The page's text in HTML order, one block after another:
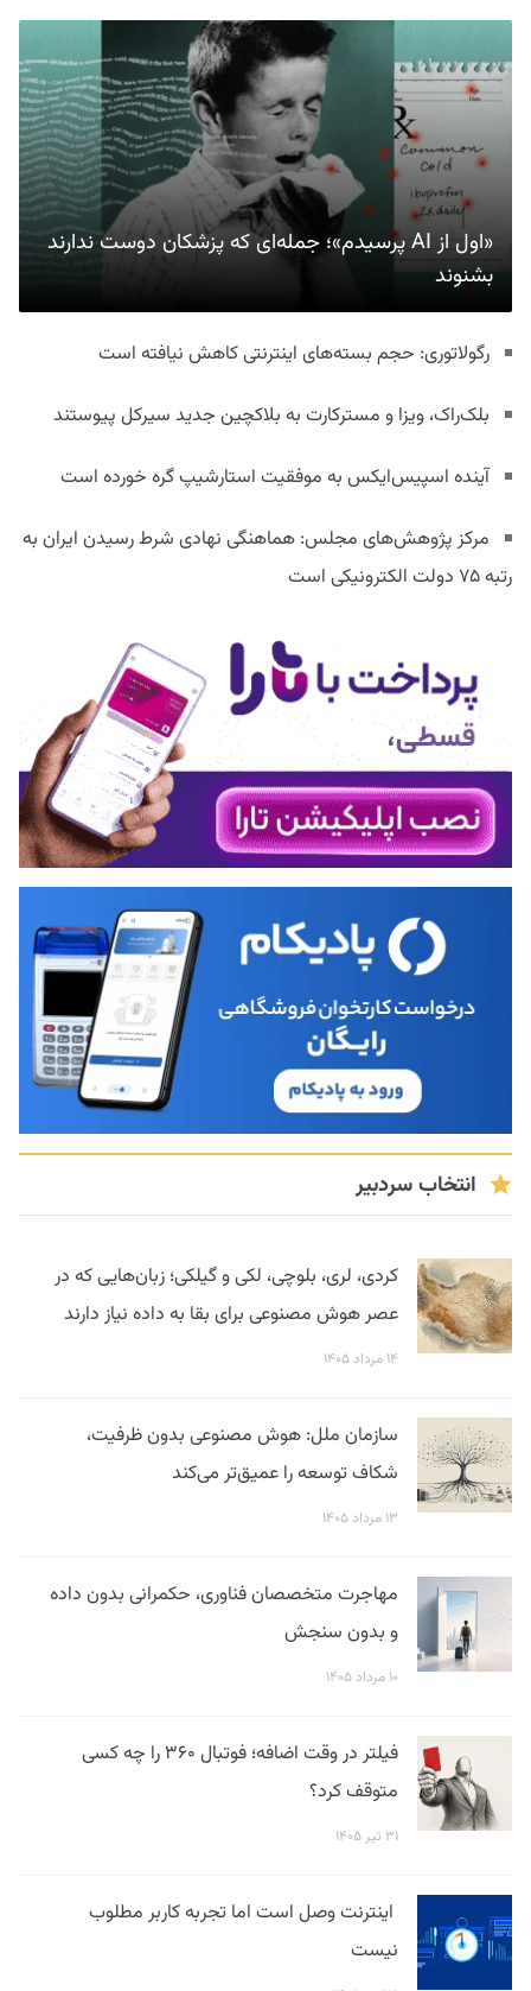
«اول از AI پرسیدم»؛ جمله‌ای که پزشکان دوست ندارند
بشنوند
رگولاتوری: حجم بسته‌های اینترنتی کاهش نیافته است
بلک‌راک، ویزا و مسترکارت به بلاکچین جدید سیرکل پیوستند
آینده اسپیس‌ایکس به موفقیت استارشیپ گره خورده است
مرکز پژوهش‌های مجلس: هماهنگی نهادی شرط رسیدن ایران به
رتبه ۷۵ دولت الکترونیکی است
انتخاب سردبیر
کردی، لری، بلوچی، لکی و گیلکی؛ زبان‌هایی که در
عصر هوش مصنوعی برای بقا به داده نیاز دارند
۱۴ مرداد ۱۴۰۵
سازمان ملل: هوش مصنوعی بدون ظرفیت،
شکاف توسعه را عمیق‌تر می‌کند
۱۳ مرداد ۱۴۰۵
مهاجرت متخصصان فناوری، حکمرانی بدون داده
و بدون سنجش
۱۰ مرداد ۱۴۰۵
فیلتر در وقت اضافه؛ فوتبال ۳۶۰ را چه کسی
متوقف کرد؟
۳۱ تیر ۱۴۰۵
اینترنت وصل است اما تجربه کاربر مطلوب
نیست